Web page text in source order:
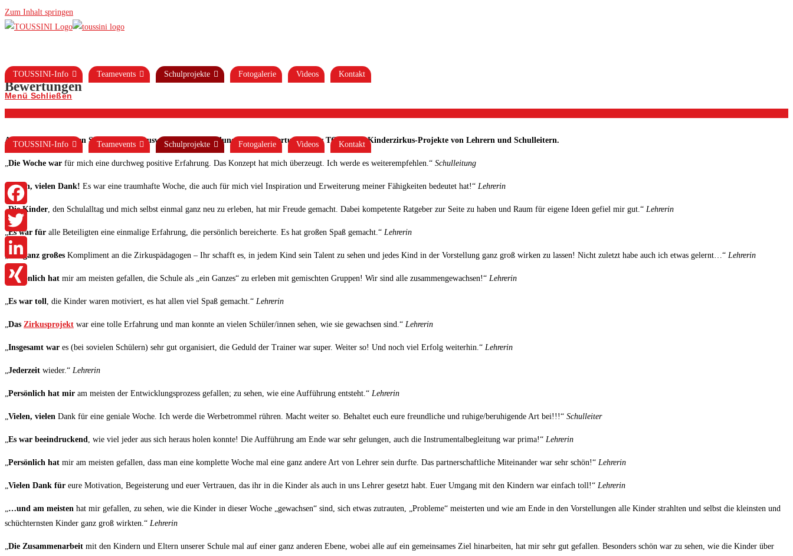
Zum Inhalt springen
TOUSSINI-Info Teamevents Schulprojekte Fotogalerie Videos Kontakt
Menü Schließen
TOUSSINI-Info Teamevents Schulprojekte Fotogalerie Videos Kontakt
Bewertungen
Auf dieser Seite finden Sie eine kleine Auswahl an Rückmeldungen und Bewertungen der TOUSSINI-Kinderzirkus-Projekte von Lehrern und Schulleitern.
„Die Woche war für mich eine durchweg positive Erfahrung. Das Konzept hat mich überzeugt. Ich werde es weiterempfehlen.“ Schulleitung
„ Vielen, vielen Dank! Es war eine traumhafte Woche, die auch für mich viel Inspiration und Erweiterung meiner Fähigkeiten bedeutet hat!“ Lehrerin
„Die Kinder, den Schulalltag und mich selbst einmal ganz neu zu erleben, hat mir Freude gemacht. Dabei kompetente Ratgeber zur Seite zu haben und Raum für eigene Ideen gefiel mir gut.“ Lehrerin
„Es war für alle Beteiligten eine einmalige Erfahrung, die persönlich bereicherte. Es hat großen Spaß gemacht.“ Lehrerin
„ Ein ganz großes Kompliment an die Zirkuspädagogen – Ihr schafft es, in jedem Kind sein Talent zu sehen und jedes Kind in der Vorstellung ganz groß wirken zu lassen! Nicht zuletzt habe auch ich etwas gelernt…“ Lehrerin
Persönlich hat mir am meisten gefallen, die Schule als „ein Ganzes“ zu erleben mit gemischten Gruppen! Wir sind alle zusammengewachsen!“ Lehrerin
„Es war toll, die Kinder waren motiviert, es hat allen viel Spaß gemacht.“ Lehrerin
„Das Zirkusprojekt war eine tolle Erfahrung und man konnte an vielen Schüler/innen sehen, wie sie gewachsen sind.“ Lehrerin
„Insgesamt war es (bei sovielen Schülern) sehr gut organisiert, die Geduld der Trainer war super. Weiter so! Und noch viel Erfolg weiterhin.“ Lehrerin
„Jederzeit wieder.“ Lehrerin
„Persönlich hat mir am meisten der Entwicklungsprozess gefallen; zu sehen, wie eine Aufführung entsteht.“ Lehrerin
„Vielen, vielen Dank für eine geniale Woche. Ich werde die Werbetrommel rühren. Macht weiter so. Behaltet euch eure freundliche und ruhige/beruhigende Art bei!!!“ Schulleiter
„Es war beeindruckend, wie viel jeder aus sich heraus holen konnte! Die Aufführung am Ende war sehr gelungen, auch die Instrumentalbegleitung war prima!“ Lehrerin
„Persönlich hat mir am meisten gefallen, dass man eine komplette Woche mal eine ganz andere Art von Lehrer sein durfte. Das partnerschaftliche Miteinander war sehr schön!“ Lehrerin
„Vielen Dank für eure Motivation, Begeisterung und euer Vertrauen, das ihr in die Kinder als auch in uns Lehrer gesetzt habt. Euer Umgang mit den Kindern war einfach toll!“ Lehrerin
„…und am meisten hat mir gefallen, zu sehen, wie die Kinder in dieser Woche „gewachsen“ sind, sich etwas zutrauten, „Probleme“ meisterten und wie am Ende in den Vorstellungen alle Kinder strahlten und selbst die kleinsten und
schüchternsten Kinder ganz groß wirkten.“ Lehrerin
„Die Zusammenarbeit mit den Kindern und Eltern unserer Schule mal auf einer ganz anderen Ebene, wobei alle auf ein gemeinsames Ziel hinarbeiten, hat mir sehr gut gefallen. Besonders schön war zu sehen, wie die Kinder über
Facebook
Twitter
LinkedIn
XING